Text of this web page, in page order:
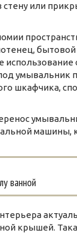
или
умывальник
шкафчика,
машины,
ванной
крышей.